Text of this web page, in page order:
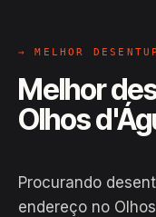
→ MELHOR
Melhor
Olhos
Procurando
endereço no